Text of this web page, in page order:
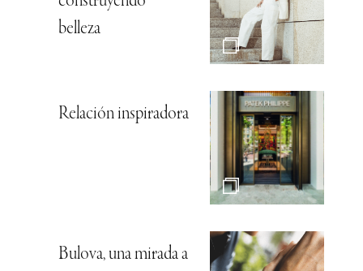
belleza
Relación inspiradora
Bulova, una mirada a